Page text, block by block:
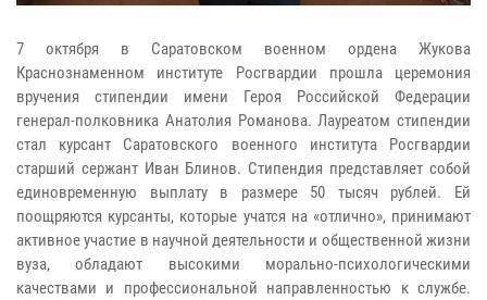
7 октября в Саратовском военном ордена Жукова
Краснознаменном институте Росгвардии прошла церемония
вручения стипендии имени Героя Российской Федерации
генерал-полковника Анатолия Романова. Лауреатом стипендии
стал курсант Саратовского военного института Росгвардии
старший сержант Иван Блинов. Стипендия представляет собой
единовременную выплату в размере 50 тысяч рублей. Ей
поощряются курсанты, которые учатся на «отлично», принимают
активное участие в научной деятельности и общественной жизни
вуза, обладают высокими морально-психологическими
качествами и профессиональной направленностью к службе.